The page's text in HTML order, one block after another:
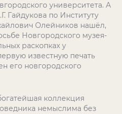
университета. А
Гайдукова по Институту
Олейников нашёл,
Новгородского музея-
раскопках у
известную печать
его новгородского
коллекция
немыслима без